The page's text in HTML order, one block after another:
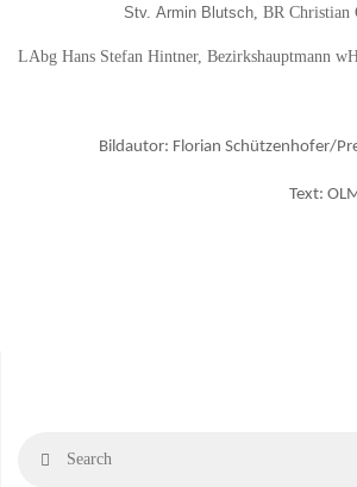
Stv. Armin Blutsch, BR Christian
LAbg Hans Stefan Hintner, Bezirkshauptmann
Bildautor: Florian Schützenhofer/
Text:
Search